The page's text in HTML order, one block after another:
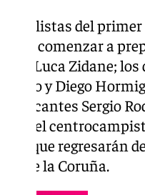
futbolistas del
comenzar a
Luca Zidane;
Diallo y Diego
atacantes Sergio
el
que regresarán
de la Coruña.